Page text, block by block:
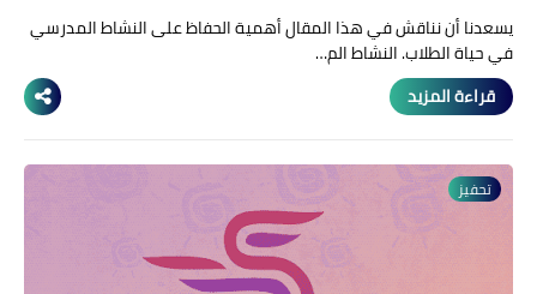
يسعدنا أن نناقش في هذا المقال أهمية الحفاظ على النشاط المدرسي
في حياة الطلاب. النشاط الم…
قراءة المزيد
تحفيز